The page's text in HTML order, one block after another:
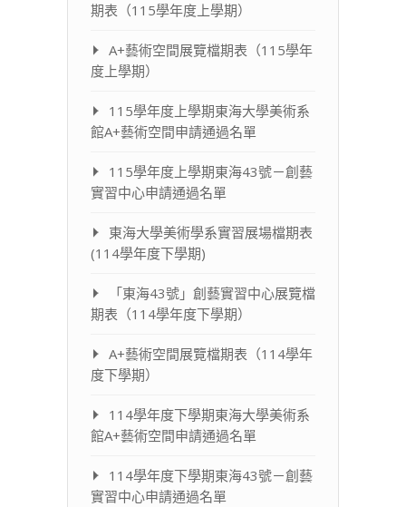
期表（115學年度上學期）
A+藝術空間展覽檔期表（115學年
度上學期）
115學年度上學期東海大學美術系
館A+藝術空間申請通過名單
115學年度上學期東海43號－創藝
實習中心申請通過名單
東海大學美術學系實習展場檔期表
(114學年度下學期)
「東海43號」創藝實習中心展覽檔
期表（114學年度下學期）
A+藝術空間展覽檔期表（114學年
度下學期）
114學年度下學期東海大學美術系
館A+藝術空間申請通過名單
114學年度下學期東海43號－創藝
實習中心申請通過名單